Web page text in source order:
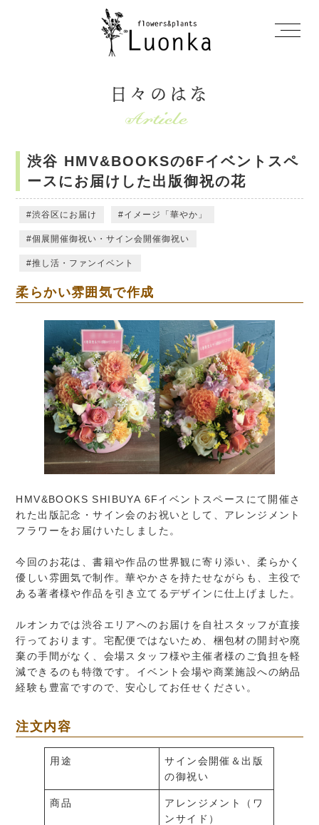
日々のはな
渋谷 HMV&BOOKSの6Fイベントスペ
ースにお届けした出版御祝の花
渋谷区にお届け イメージ「華やか」
個展開催御祝い・サイン会開催御祝い
推し活・ファンイベント
柔らかい雰囲気で作成
HMV&BOOKS SHIBUYA 6Fイベントスペースにて開催さ
れた出版記念・サイン会のお祝いとして、アレンジメント
フラワーをお届けいたしました。
今回のお花は、書籍や作品の世界観に寄り添い、柔らかく
優しい雰囲気で制作。華やかさを持たせながらも、主役で
ある著者様や作品を引き立てるデザインに仕上げました。
ルオンカでは渋谷エリアへのお届けを自社スタッフが直接
行っております。宅配便ではないため、梱包材の開封や廃
棄の手間がなく、会場スタッフ様や主催者様のご負担を軽
減できるのも特徴です。イベント会場や商業施設への納品
経験も豊富ですので、安心してお任せください。
注文内容
用途
サイン会開催＆出版
の御祝い
商品
アレンジメント（ワ
ンサイド）